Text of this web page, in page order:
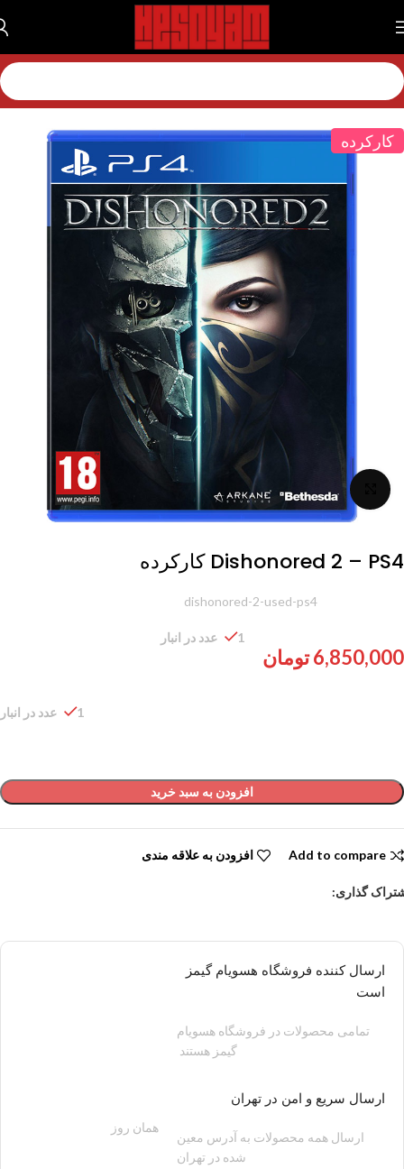
بازی بازی پلی استیشن بازی پلی استیشن 4 بازی پلی استیشن 4 کارکرده
کارکرده
برای بزرگنمایی کلیک کنید
Dishonored 2 – PS4 کارکرده
dishonored-2-used-ps4
6,850,000تومان
1 عدد در انبار
1 عدد در انبار
افزودن به سبد خرید
Add to compare افزودن به علاقه مندی
گذاری:
ارسال کننده فروشگاه هسویام گیمز
است
تمامی محصولات در فروشگاه هسویام
گیمز هستند
ارسال سریع و امن در تهران
ارسال همه محصولات به آدرس معین
شده در تهران
همان روز